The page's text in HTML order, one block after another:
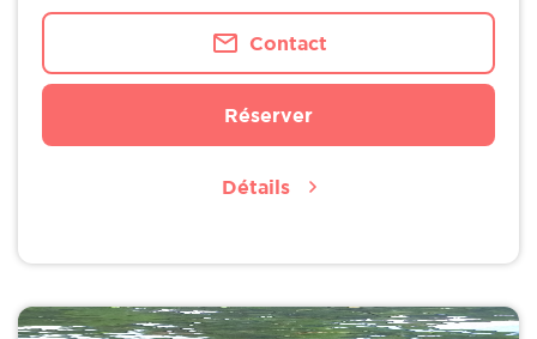
Contact
Réserver
Détails